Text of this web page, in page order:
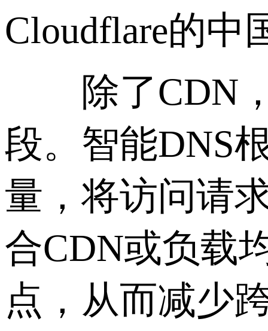
Cloudflare的
除了CDN，
段。智能DNS
量，将访问请
合CDN或负载
点，从而减少